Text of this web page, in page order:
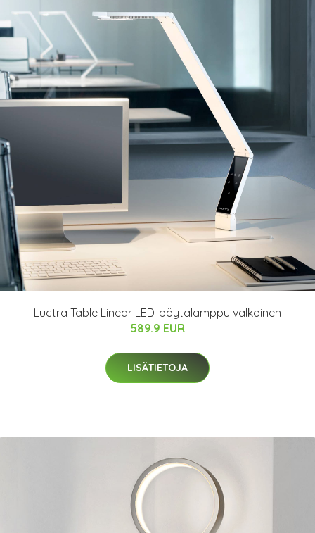
Luctra Table Linear LED-pöytälamppu valkoinen
589.9 EUR
LISÄTIETOJA